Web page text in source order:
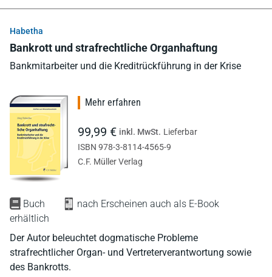
Habetha
Bankrott und strafrechtliche Organhaftung
Bankmitarbeiter und die Kreditrückführung in der Krise
Buch
nach Erscheinen auch als E-Book
erhältlich
Der Autor beleuchtet dogmatische Probleme
strafrechtlicher Organ- und Vertreterverantwortung sowie
des Bankrotts.
Mehr erfahren
99,99 € inkl. MwSt. Lieferbar
ISBN 978-3-8114-4565-9
C.F. Müller Verlag